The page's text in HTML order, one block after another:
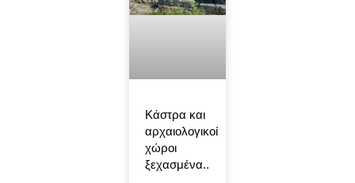
Κάστρα και
αρχαιολογικοί
χώροι
ξεχασμένα..